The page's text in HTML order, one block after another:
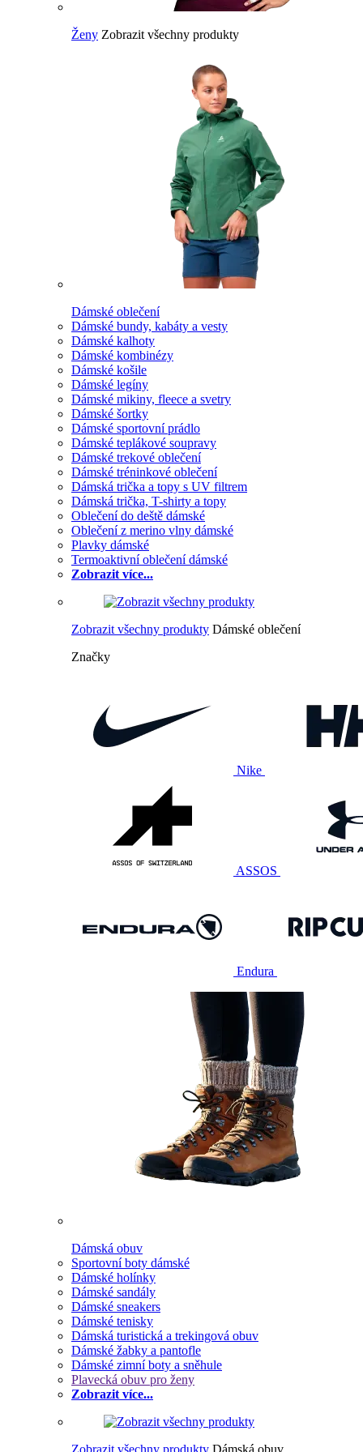
Ženy Zobrazit všechny produkty
Dámské oblečení
Dámské bundy, kabáty a vesty
Dámské kalhoty
Dámské kombinézy
Dámské košile
Dámské legíny
Dámské mikiny, fleece a svetry
Dámské šortky
Dámské sportovní prádlo
Dámské teplákové soupravy
Dámské trekové oblečení
Dámské tréninkové oblečení
Dámská trička a topy s UV filtrem
Dámská trička, T-shirty a topy
Oblečení do deště dámské
Oblečení z merino vlny dámské
Plavky dámské
Termoaktivní oblečení dámské
Zobrazit více...
Zobrazit všechny produkty Dámské oblečení
Značky
Nike
ASSOS
Endura
Dámská obuv
Sportovní boty dámské
Dámské holínky
Dámské sandály
Dámské sneakers
Dámské tenisky
Dámská turistická a trekingová obuv
Dámské žabky a pantofle
Dámské zimní boty a sněhule
Plavecká obuv pro ženy
Zobrazit více...
Zobrazit všechny produkty Dámská obuv